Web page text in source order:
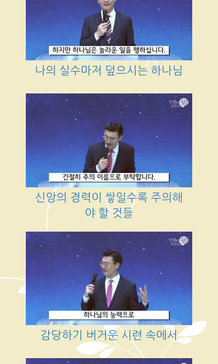
나의 실수마저 덮으시는 하나님
신앙의 경력이 쌓일수록 주의해
야 할 것들
감당하기 버거운 시련 속에서